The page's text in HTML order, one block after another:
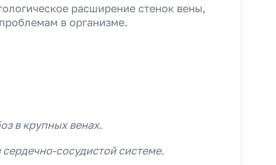
расширение стенок вены,
в организме.
в крупных венах.
сосудистой системе.